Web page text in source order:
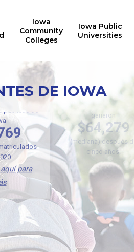
Iowa
Community
Colleges
Iowa Public
Universities
DE IOWA
públicas de
para
Aprendizajes
Los electricistas de RA
completaron el 2014
ganaron
$64,279
(mediana) después de
cinco años.